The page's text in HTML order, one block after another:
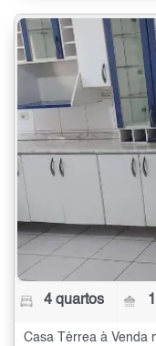
4 quartos
Casa Térrea à Venda